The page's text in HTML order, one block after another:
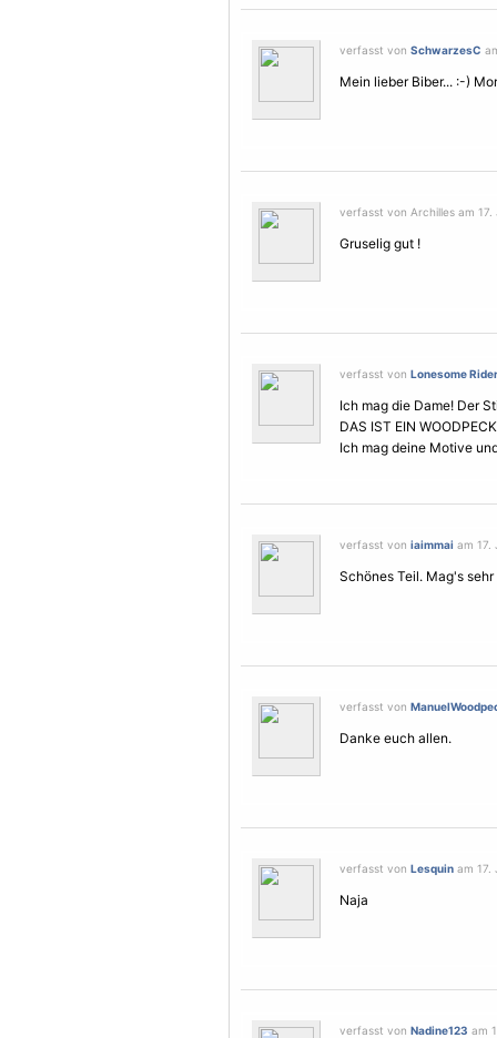
verfasst von SchwarzesC
Mein lieber Biber... :-)
verfasst von Archilles am 17.
Gruselig gut !
verfasst von Lonesome Rider
Ich mag die Dame! Der
DAS IST EIN
Ich mag deine Motive
verfasst von iaimmai am 17.
Schönes Teil. Mag's sehr
verfasst von
Danke euch allen.
verfasst von Lesquin am 17.
Naja
verfasst von Nadine123 am